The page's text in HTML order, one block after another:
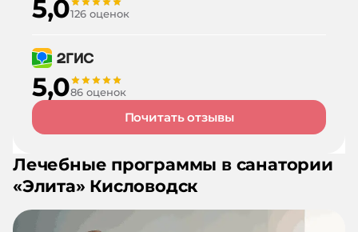
5,0126 оценок
5,086 оценок
Почитать отзывы
Лечебные программы в санатории
«Элита» Кисловодск